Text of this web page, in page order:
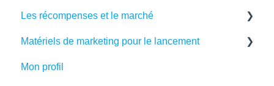
Les récompenses et le marché
Cartes prépayées Visa et Mastercard
Matériels de marketing pour le lancement
Matériels de marketing
Mon profil